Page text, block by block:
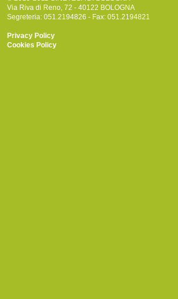
Via Riva di Reno, 72 - 40122 BOLOGNA
Segreteria: 051.2194826 - Fax: 051.2194821
Privacy Policy
Cookies Policy